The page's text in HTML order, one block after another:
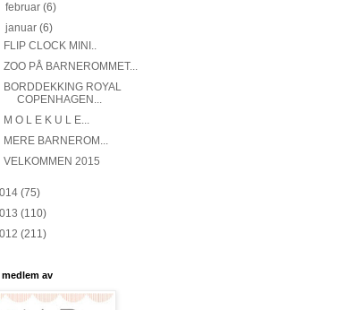
februar(6)
januar(6)
FLIP CLOCK MINI..
ZOO PÅ BARNEROMMET...
BORDDEKKING ROYAL
COPENHAGEN...
M O L E K U L E...
MERE BARNEROM...
VELKOMMEN 2015
(75)
(110)
(211)
av